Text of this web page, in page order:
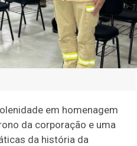
em homenagem
da corporação e uma
da história da